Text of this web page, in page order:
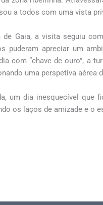
a todos com uma vista
de Gaia, a visita seguiu
puderam apreciar um
com “chave de ouro”, a
uma perspetiva aérea
um dia inesquecível que
os laços de amizade e o